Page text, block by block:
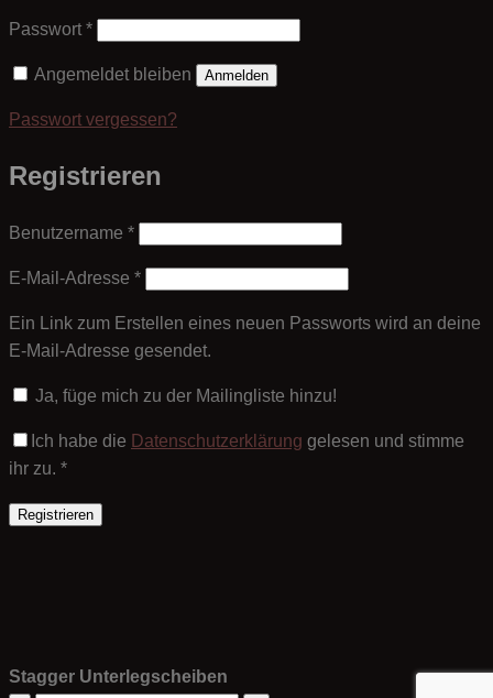
Passwort *Erforderlich
Angemeldet bleiben Anmelden
Passwort vergessen?
Registrieren
Benutzername *Erforderlich
E-Mail-Adresse *Erforderlich
Ein Link zum Erstellen eines neuen Passworts wird an deine
E-Mail-Adresse gesendet.
Ja, füge mich zu der Mailingliste hinzu!
Ich habe die Datenschutzerklärung gelesen und stimme
ihr zu. *
Registrieren
Stagger Unterlegscheiben